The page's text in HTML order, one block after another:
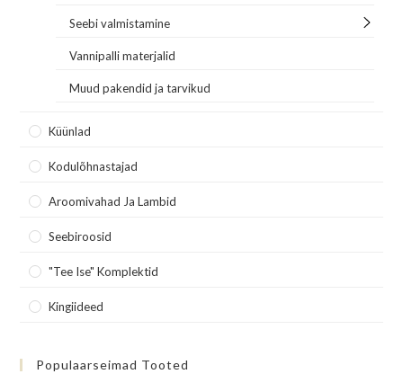
Seebi valmistamine
Vannipalli materjalid
Muud pakendid ja tarvikud
Küünlad
Kodulõhnastajad
Aroomivahad Ja Lambid
Seebiroosid
"Tee Ise" Komplektid
Kingiideed
Populaarseimad Tooted